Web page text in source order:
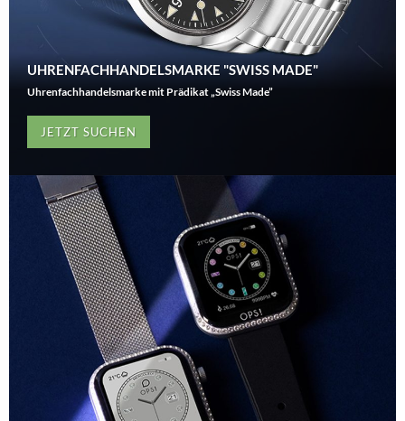
UHRENFACHHANDELSMARKE "SWISS MADE"
Uhrenfachhandelsmarke mit Prädikat „Swiss Made”
JETZT SUCHEN